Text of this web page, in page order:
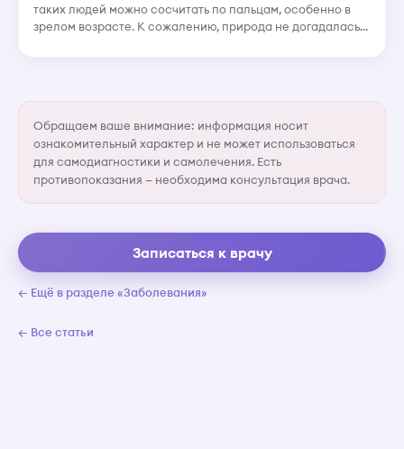
таких людей можно сосчитать по пальцам, особенно в
зрелом возрасте. К сожалению, природа не догадалась
Обращаем ваше внимание: информация носит
ознакомительный характер и не может использоваться
для самодиагностики и самолечения. Есть
противопоказания — необходима консультация врача.
Записаться к врачу
← Ещё в разделе «Заболевания»
← Все статьи